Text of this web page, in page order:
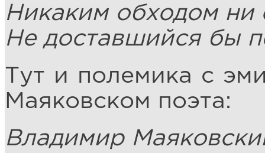
Никаким обходом ни
Не доставшийся бы
Тут и полемика с
Маяковском поэта:
Владимир